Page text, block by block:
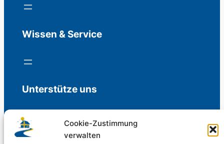
Cookie-Zustimmung
verwalten
Wissen & Service
Unterstütze uns
Freiwillige Spenden für die Aufrechterhaltung